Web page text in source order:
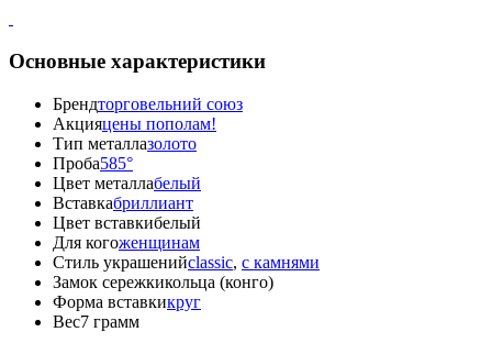
Основные характеристики
Брендторговельний союз
Акцияцены пополам!
Тип металлазолото
Проба585°
Цвет металлабелый
Вставкабриллиант
Цвет вставкибелый
Для когоженщинам
Стиль украшенийclassic, с камнями
Замок сережкикольца (конго)
Форма вставкикруг
Вес7 грамм